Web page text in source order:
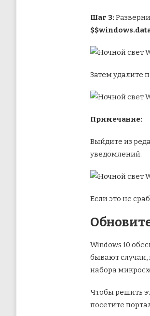
Шаг 3:
Затем удалите
Примечание:
Выйдите из
уведомлений.
Если это не
Windows 10
бывают случаи,
набора
Чтобы решить
посетите